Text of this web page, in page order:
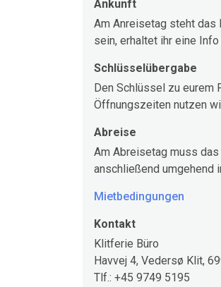
Ankunft
Am Anreisetag steht das
sein, erhaltet ihr eine Info
Schlüsselübergabe
Den Schlüssel zu eurem
Öffnungszeiten nutzen
Abreise
Am Abreisetag muss
anschließend umgehend
Mietbedingungen
Kontakt
Klitferie Büro
Havvej 4, Vedersø Klit,
Tlf.: +45 9749 5195